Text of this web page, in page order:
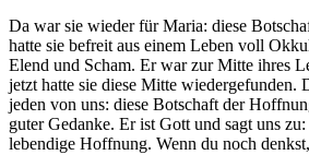
Da war sie wieder für Maria: diese
hatte sie befreit aus einem Leben voll
Elend und Scham. Er war zur Mitte ihres
jetzt hatte sie diese Mitte wiedergefunden.
jeden von uns: diese Botschaft der
guter Gedanke. Er ist Gott und sagt uns
lebendige Hoffnung. Wenn du noch